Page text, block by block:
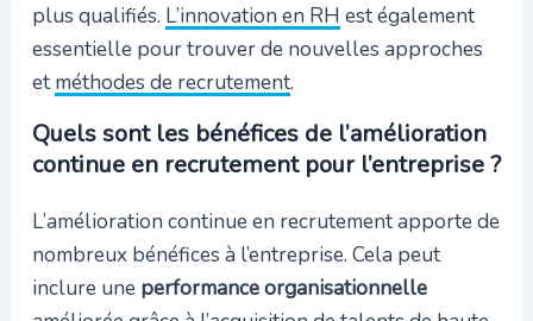
plus qualifiés. L’innovation en RH est également
essentielle pour trouver de nouvelles approches
etméthodes de recrutement.
Quels sont les bénéfices de l’amélioration
continue en recrutement pour l’entreprise ?
L’amélioration continue en recrutement apporte de
nombreux bénéfices à l’entreprise. Cela peut
inclure une performance organisationnelle